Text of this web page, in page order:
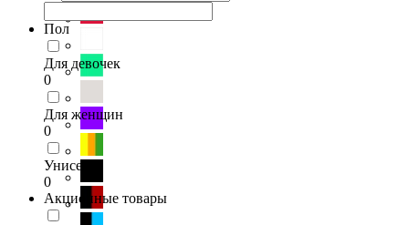
Пол
Для девочек
0
Для женщин
0
Унисекс
0
Акционные товары